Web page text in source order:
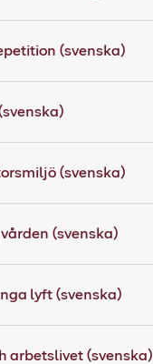
(svenska)
(svenska)
(svenska)
lyft (svenska)
arbetslivet (svenska)